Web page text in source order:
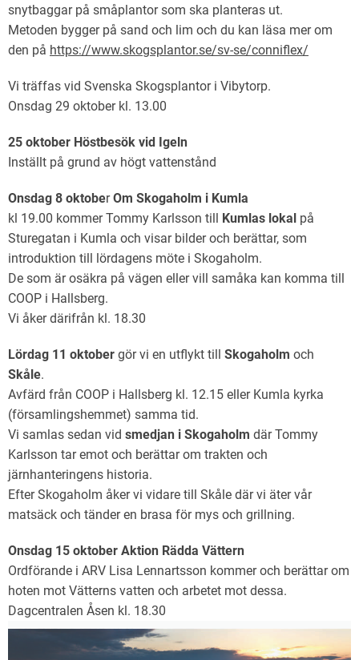
snytbaggar på småplantor som ska planteras ut.
Metoden bygger på sand och lim och du kan läsa mer om
den på https://www.skogsplantor.se/sv-se/conniflex/
Vi träffas vid Svenska Skogsplantor i Vibytorp.
Onsdag 29 oktober kl. 13.00
25 oktober Höstbesök vid Igeln
Inställt på grund av högt vattenstånd
Onsdag 8 oktoberOm Skogaholm i Kumla
kl 19.00 kommer Tommy Karlsson till Kumlas lokal på
Sturegatan i Kumla och visar bilder och berättar, som
introduktion till lördagens möte i Skogaholm.
De som är osäkra på vägen eller vill samåka kan komma till
COOP i Hallsberg.
Vi åker därifrån kl. 18.30
Lördag 11 oktober gör vi en utflykt till Skogaholm och
Skåle.
Avfärd från COOP i Hallsberg kl. 12.15 eller Kumla kyrka
(församlingshemmet) samma tid.
Vi samlas sedan vid smedjan i Skogaholm där Tommy
Karlsson tar emot och berättar om trakten och
järnhanteringens historia.
Efter Skogaholm åker vi vidare till Skåle där vi äter vår
matsäck och tänder en brasa för mys och grillning.
Onsdag 15 oktober Aktion Rädda Vättern
Ordförande i ARV Lisa Lennartsson kommer och berättar om
hoten mot Vätterns vatten och arbetet mot dessa.
Dagcentralen Åsen kl. 18.30